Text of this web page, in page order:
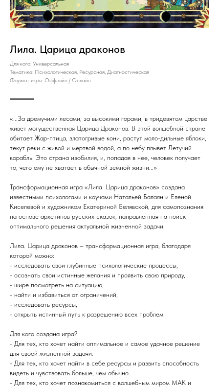
Лила. Царица драконов
Для кого: Универсальная
Тематика: Психологическая, Ресурсная, Диагностическая
Формат игры: Оффлайн / Онлайн
«...За дремучими лесами, за высокими горами, в тридевятом царстве
живет могущественная Царица Драконов. В этой волшебной стране
обитает Жар-птица, златогривые кони, растут моло-дильные яблоки,
текут реки с живой и мертвой водой, а по небу плывет Летучий
корабль. Это страна изобилия, и, попадая в нее, человек получает
то, чего ему не хватает в обычной земной жизни...»
Трансформационная игра «Лила. Царица драконов» создана
известными психологами и коучами Натальей Балаян и Еленой
Киселевой и художником Екатериной Белявской, для самопознания
на основе архетипов русских сказок, направленная на поиск
оптимального решения актуальной жизненной задачи.
Лила. Царица драконов – трансформационная игра, благодаря
которой можно:
- исследовать свои глубинные психологические процессы,
- осознать свои истинные желания и проявить свою природу,
- шире посмотреть на ситуацию,
- найти и избавиться от ограничений,
- исследовать ресурсы,
- открыть истинный путь к разрешению всех проблем.
Для кого создана игра?
- Для тех, кто хочет найти оптимальное и самое удачное решение
для своей жизненной задачи.
- Для тех, кто хочет найти в себе ресурсы и развить способность
видеть и чувствовать больше, чем обычно.
- Для тех, кто хочет познакомиться с волшебным миром МАК и